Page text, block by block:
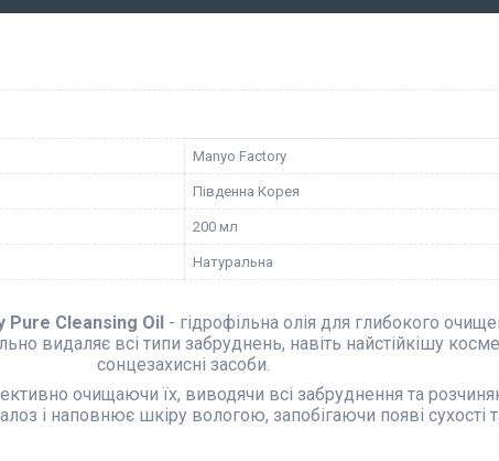
Manyo Factory
Південна Корея
200 мл
Натуральна
Pure Cleansing Oil - гідрофільна олія для глибокого
видаляє всі типи забруднень, навіть найстійкішу
сонцезахисні засоби.
очищаючи їх, виводячи всі забруднення та
і наповнює шкіру вологою, запобігаючи появі сухості